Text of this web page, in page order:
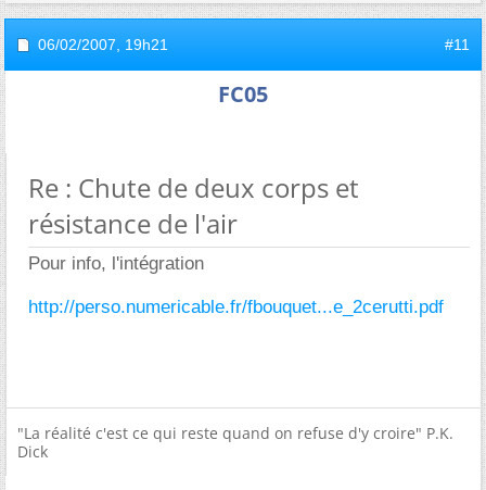
06/02/2007, 19h21 #11
FC05
Re : Chute de deux corps et
résistance de l'air
Pour info, l'intégration
http://perso.numericable.fr/fbouquet...e_2cerutti.pdf
"La réalité c'est ce qui reste quand on refuse d'y croire" P.K.
Dick